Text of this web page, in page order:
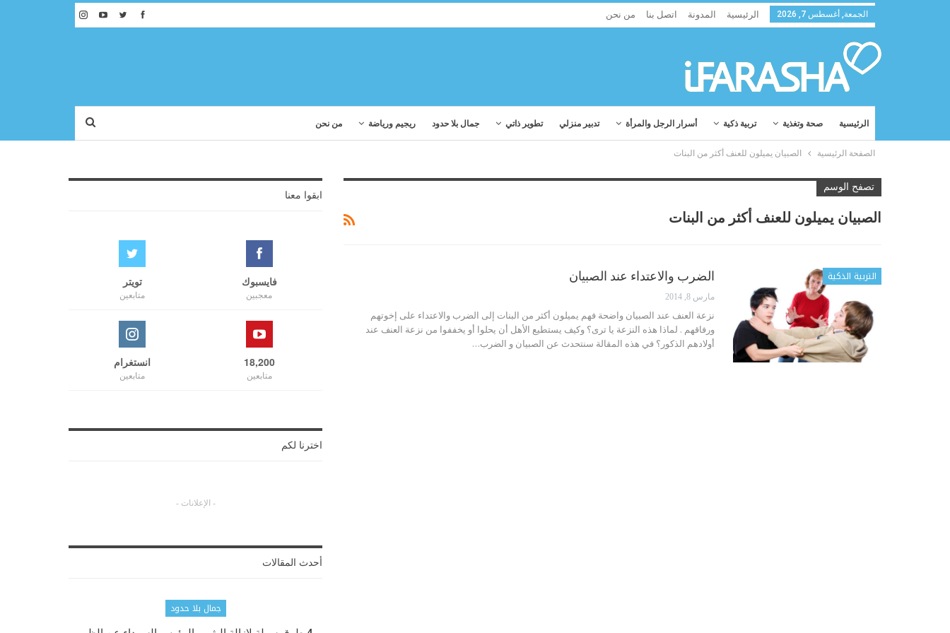
الجمعة, أغسطس 7, 2026 الرئيسية المدونة اتصل بنا من نحن
الرئيسية صحة وتغذية تربية ذكية أسرار الرجل والمرأة تدبير منزلي تطوير ذاتي جمال بلا حدود ريجيم ورياضة من نحن
الصفحة الرئيسية الصبيان يميلون للعنف أكثر من البنات
تصفح الوسم
الصبيان يميلون للعنف أكثر من البنات
التربية الذكية الضرب والاعتداء عند الصبيان
مارس 8, 2014
نزعة العنف عند الصبيان واضحة فهم يميلون أكثر من البنات إلى الضرب والاعتداء على إخوتهم
ورفاقهم . لماذا هذه النزعة يا ترى؟ وكيف يستطيع الأهل أن يحلوا أو يخففوا من نزعة العنف عند
أولادهم الذكور؟ في هذه المقالة سنتحدث عن الصبيان و الضرب…
ابقوا معنا
فايسبوك
معجبين
تويتر
متابعين
18,200
متابعين
انستغرام
متابعين
اخترنا لكم
- الإعلانات -
أحدث المقالات
جمال بلا حدود